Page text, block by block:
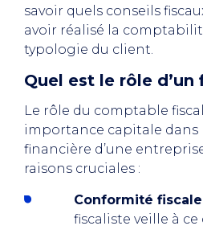
savoir quels conseils
avoir réalisé la
typologie du client.
Quel est le rôle d’un
Le rôle du comptable
importance capitale dans
financière d’une
raisons cruciales :
Conformité
fiscaliste veille à ce